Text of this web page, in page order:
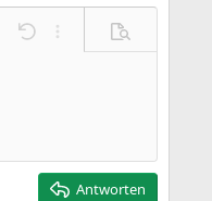
Rückgängig
Weitere Einstellungen…
Vorschau
Antworten